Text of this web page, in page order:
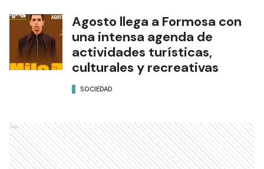
Agosto llega a Formosa con
una intensa agenda de
actividades turísticas,
culturales y recreativas
SOCIEDAD
Ads